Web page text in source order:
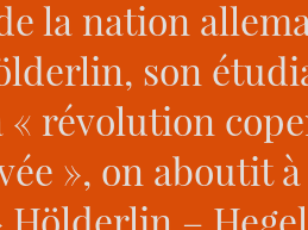
la nation
son
« révolution
», on aboutit